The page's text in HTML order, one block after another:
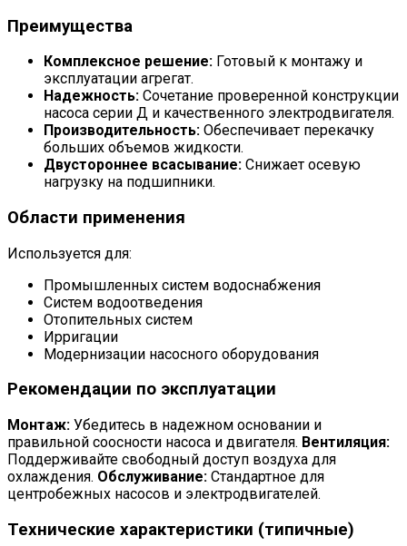
Преимущества
Комплексное решение: Готовый к монтажу и
эксплуатации агрегат.
Надежность: Сочетание проверенной конструкции
насоса серии Д и качественного электродвигателя.
Производительность: Обеспечивает перекачку
больших объемов жидкости.
Двустороннее всасывание: Снижает осевую
нагрузку на подшипники.
Области применения
Используется для:
Промышленных систем водоснабжения
Систем водоотведения
Отопительных систем
Ирригации
Модернизации насосного оборудования
Рекомендации по эксплуатации
Монтаж: Убедитесь в надежном основании и
правильной соосности насоса и двигателя. Вентиляция:
Поддерживайте свободный доступ воздуха для
охлаждения. Обслуживание: Стандартное для
центробежных насосов и электродвигателей.
Технические характеристики (типичные)